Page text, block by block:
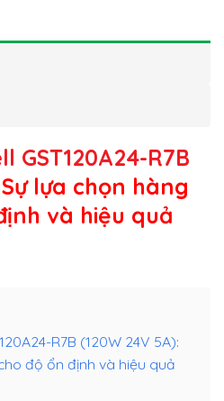
GST120A24-R7B
lựa chọn hàng
và hiệu quả
R7B (120W 24V 5A):
độ ổn định và hiệu quả